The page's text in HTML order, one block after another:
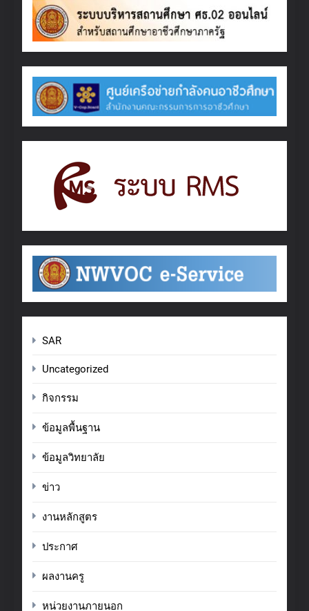
SAR
Uncategorized
กิจกรรม
ข้อมูลพื้นฐาน
ข้อมูลวิทยาลัย
ข่าว
งานหลักสูตร
ประกาศ
ผลงานครู
หน่วยงานภายนอก